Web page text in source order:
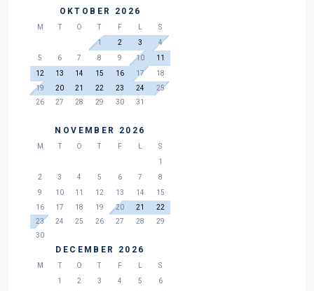
OKTOBER 2026
M O F L
S
1
2 3
4
5
6 7 8 9 10
11
12
13 14 15 16 17
18
19
20 21 22 23 24
25
26
27 28 29 30 31
NOVEMBER 2026
M O F L
S
1
2
3 4 5 6 7
8
9
10 11 12 13 14
15
16
17 18 19 20 21
22
23
24 25 26 27 28
29
30
DECEMBER 2026
M O F L
S
1
2 3 4 5
6